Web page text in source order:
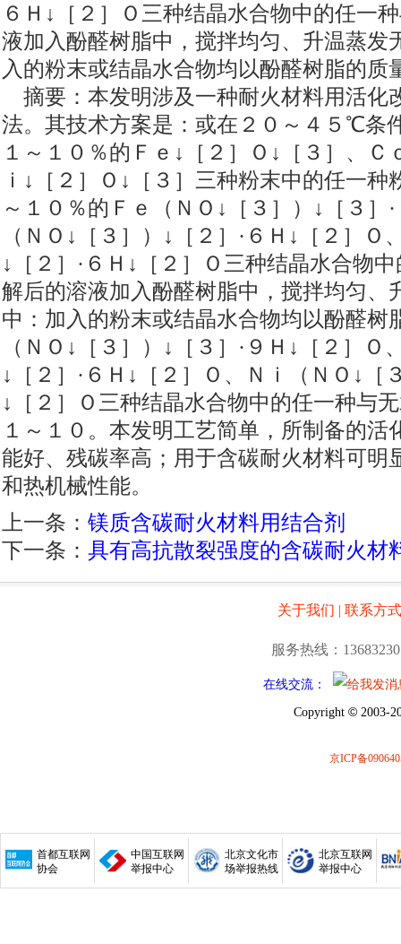
６Ｈ↓［２］Ｏ三种结晶水合物中的任一
液加入酚醛树脂中，搅拌均匀、升温蒸发
入的粉末或结晶水合物均以酚醛树脂的质
摘要：本发明涉及一种耐火材料用活化
法。其技术方案是：或在２０～４５℃条
１～１０％的Ｆｅ↓［２］Ｏ↓［３］、Ｃ
ｉ↓［２］Ｏ↓［３］三种粉末中的任一
～１０％的Ｆｅ（ＮＯ↓［３］）↓［３］
（ＮＯ↓［３］）↓［２］·６Ｈ↓［２］
↓［２］·６Ｈ↓［２］Ｏ三种结晶水合物
解后的溶液加入酚醛树脂中，搅拌均匀、
中：加入的粉末或结晶水合物均以酚醛树
（ＮＯ↓［３］）↓［３］·９Ｈ↓［２］
↓［２］·６Ｈ↓［２］Ｏ、Ｎｉ（ＮＯ↓［
↓［２］Ｏ三种结晶水合物中的任一种与
１～１０。本发明工艺简单，所制备的活
能好、残碳率高；用于含碳耐火材料可明
和热机械性能。
上一条： 镁质含碳耐火材料用结合剂
下一条： 具有高抗散裂强度的含碳耐火材
关于我们 | 联系方式
服务热线：
在线交流：
Copyright © 2003-
京ICP备
首都互联网
协会
中国互联网
举报中心
北京文化市
场举报热线
北京互联网
举报中心